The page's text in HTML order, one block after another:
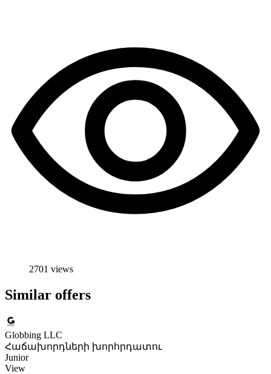
2701 views
Similar offers
Globbing LLC
Հաճախորդների խորհրդատու
Junior
View